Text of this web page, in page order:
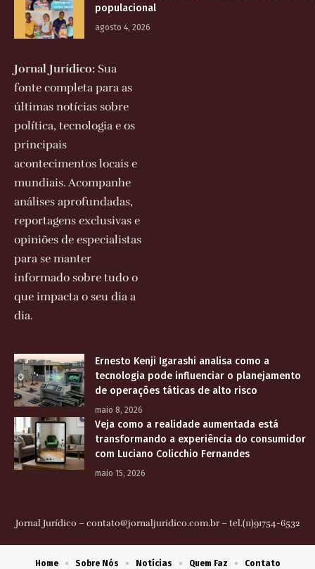
populacional
agosto 4, 2026
Jornal Jurídico: Sua
fonte completa para as
últimas notícias sobre
política, tecnologia e os
principais
acontecimentos locais e
mundiais. Acompanhe
análises aprofundadas,
reportagens exclusivas e
opiniões de especialistas
para se manter
informado sobre tudo o
que impacta o seu dia a
dia.
Ernesto Kenji Igarashi analisa como a
tecnologia pode influenciar o planejamento
de operações táticas de alto risco
maio 8, 2026
Veja como a realidade aumentada está
transformando a experiência do consumidor
com Luciano Colicchio Fernandes
maio 15, 2026
Jornal Jurídico –contato@jornaljuridico.com.br– tel.(11)91754-6532
Home Sobre Nós Notícias Quem Faz Contato